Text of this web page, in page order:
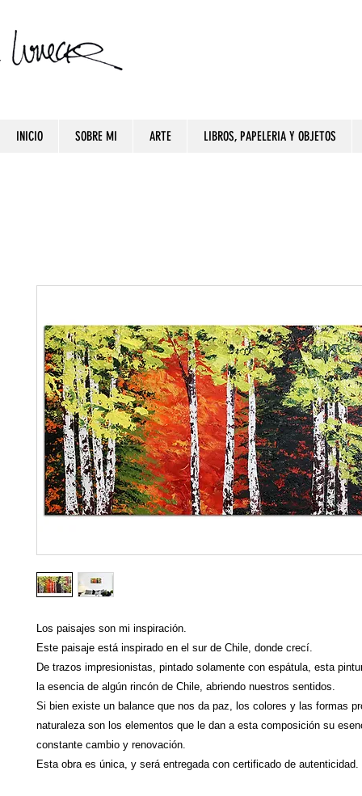
INICIO SOBRE MI ARTE LIBROS, PAPELERIA Y OBJETOS
Los paisajes son mi inspiración.
Este paisaje está inspirado en el sur de Chile, donde crecí.
De trazos impresionistas, pintado solamente con espátula, esta
la esencia de algún rincón de Chile, abriendo nuestros sentidos.
Si bien existe un balance que nos da paz, los colores y las formas
naturaleza son los elementos que le dan a esta composición su
constante cambio y renovación.
Esta obra es única, y será entregada con certificado de autenticidad.